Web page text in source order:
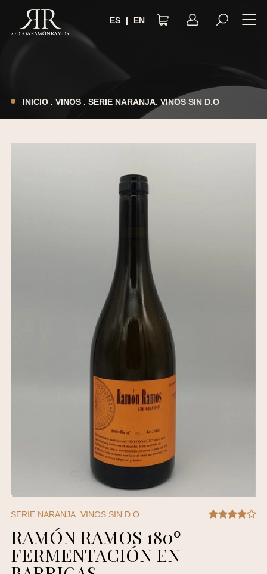
ES EN
INICIO. VINOS. SERIE NARANJA. VINOS SIN D.O
SERIE NARANJA. VINOS SIN D.O
RAMÓN RAMOS 180º
FERMENTACIÓN EN
TÉRMINOS Y CONDICIONES